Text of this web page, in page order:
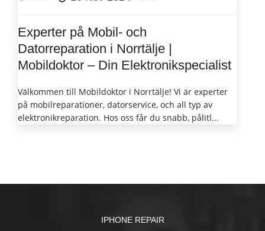
Experter på Mobil- och
Datorreparation i Norrtälje |
Mobildoktor – Din Elektronikspecialist
Välkommen till Mobildoktor i Norrtälje! Vi är experter
på mobilreparationer, datorservice, och all typ av
elektronikreparation. Hos oss får du snabb, pålitl...
IPHONE REPAIR